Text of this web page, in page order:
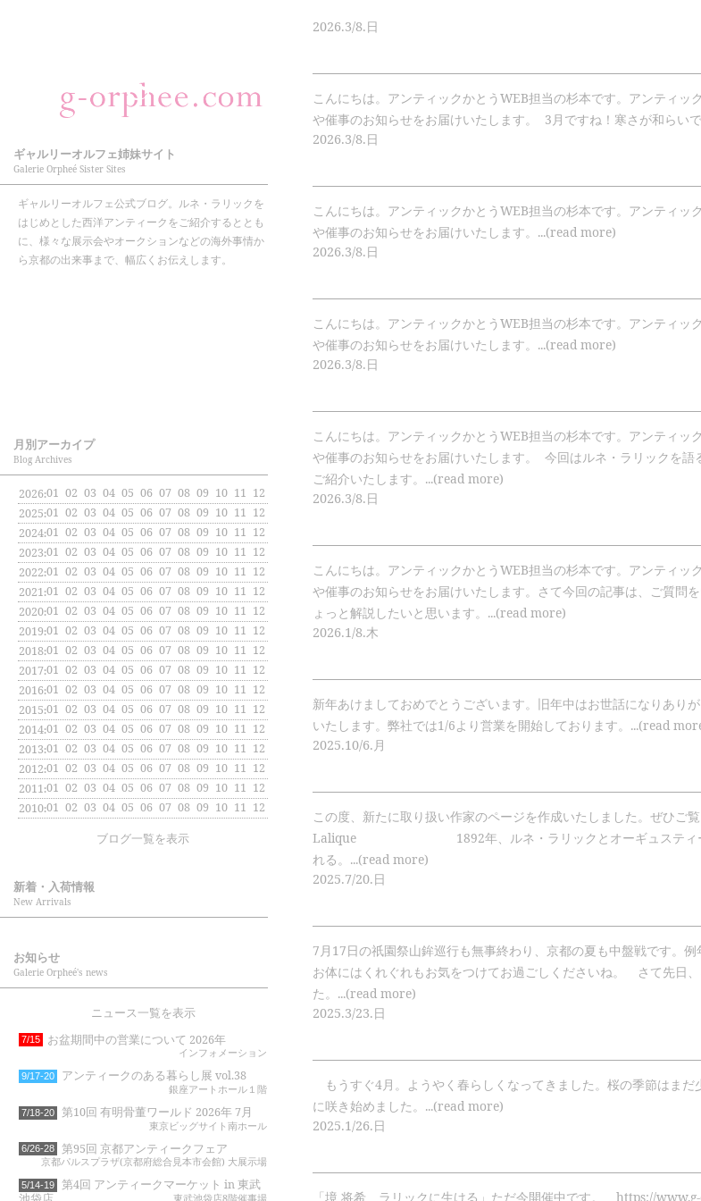
ギャルリーオルフェ姉妹サイト
Galerie Orpheé Sister Sites
ギャルリーオルフェ公式ブログ。ルネ・ラリックを
はじめとした西洋アンティークをご紹介するととも
に、様々な展示会やオークションなどの海外事情か
ら京都の出来事まで、幅広くお伝えします。
月別アーカイプ
Blog Archives
2026:01 02 03 04 05 06 07 08 09 10 11 12
2025:01 02 03 04 05 06 07 08 09 10 11 12
2024:01 02 03 04 05 06 07 08 09 10 11 12
2023:01 02 03 04 05 06 07 08 09 10 11 12
2022:01 02 03 04 05 06 07 08 09 10 11 12
2021:01 02 03 04 05 06 07 08 09 10 11 12
2020:01 02 03 04 05 06 07 08 09 10 11 12
2019:01 02 03 04 05 06 07 08 09 10 11 12
2018:01 02 03 04 05 06 07 08 09 10 11 12
2017:01 02 03 04 05 06 07 08 09 10 11 12
2016:01 02 03 04 05 06 07 08 09 10 11 12
2015:01 02 03 04 05 06 07 08 09 10 11 12
2014:01 02 03 04 05 06 07 08 09 10 11 12
2013:01 02 03 04 05 06 07 08 09 10 11 12
2012:01 02 03 04 05 06 07 08 09 10 11 12
2011:01 02 03 04 05 06 07 08 09 10 11 12
2010:01 02 03 04 05 06 07 08 09 10 11 12
ブログ一覧を表示
新着・入荷情報
New Arrivals
お知らせ
Galerie Orpheé's news
ニュース一覧を表示
7/15 お盆期間中の営業について 2026年
インフォメーション
9/17-20 アンティークのある暮らし展 vol.38
銀座アートホール１階
7/18-20 第10回 有明骨董ワールド 2026年 7月
東京ビッグサイト南ホール
6/26-28 第95回 京都アンティークフェア
京都パルスプラザ(京都府総合見本市会館) 大展示場
5/14-19
第4回 アンティークマーケット in 東武
東武池袋店8階催事場
2026.3/8.日
こんにちは。アンティックかとうWEB担当の杉本です。アンティ
や催事のお知らせをお届けいたします。 3月ですね！寒さが和らい
2026.3/8.日
こんにちは。アンティックかとうWEB担当の杉本です。アンティ
や催事のお知らせをお届けいたします。...(read more)
2026.3/8.日
こんにちは。アンティックかとうWEB担当の杉本です。アンティ
や催事のお知らせをお届けいたします。...(read more)
2026.3/8.日
こんにちは。アンティックかとうWEB担当の杉本です。アンティ
や催事のお知らせをお届けいたします。 今回はルネ・ラリックを
ご紹介いたします。...(read more)
2026.3/8.日
こんにちは。アンティックかとうWEB担当の杉本です。アンティ
や催事のお知らせをお届けいたします。さて今回の記事は、ご質問
ょっと解説したいと思います。...(read more)
2026.1/8.木
新年あけましておめでとうございます。旧年中はお世話になりあり
いたします。弊社では1/6より営業を開始しております。...(read
2025.10/6.月
この度、新たに取り扱い作家のページを作成いたしました。ぜひ
Lalique 1892年、ルネ・ラリックとオーギュスティーヌ=
れる。...(read more)
2025.7/20.日
7月17日の祇園祭山鉾巡行も無事終わり、京都の夏も中盤戦です。
お体にはくれぐれもお気をつけてお過ごしくださいね。 さて先日
た。...(read more)
2025.3/23.日
もうすぐ4月。ようやく春らしくなってきました。桜の季節はま
に咲き始めました。...(read more)
2025.1/26.日
「境 将希 ラリックに生ける」ただ今開催中です。 https://